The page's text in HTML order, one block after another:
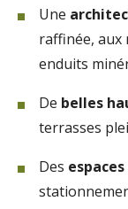
Une
raffinée, aux
enduits
De belles
terrasses
Des